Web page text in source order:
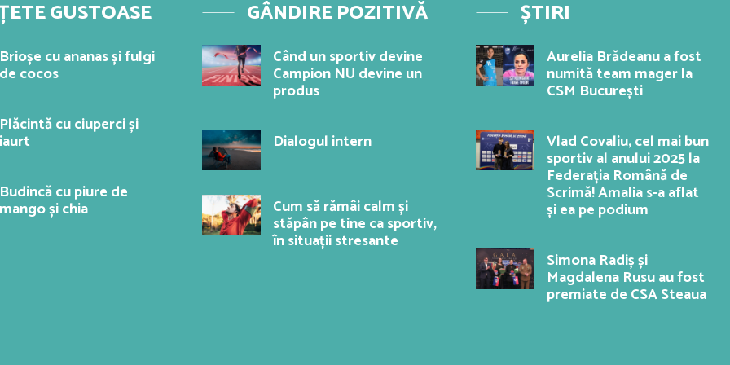
GUSTOASE
Brioșe cu ananas și fulgi
de cocos
Plăcintă cu ciuperci și
iaurt
Budincă cu piure de
mango și chia
GÂNDIRE POZITIVĂ
Când un sportiv devine
Campion NU devine un
produs
Dialogul intern
Cum să rămâi calm și
stăpân pe tine ca sportiv,
în situații stresante
ȘTIRI
Aurelia Brădeanu a fost
numită team mager la
CSM București
Vlad Covaliu, cel mai bun
sportiv al anului 2025 la
Federația Română de
Scrimă! Amalia s-a aflat
și ea pe podium
Simona Radiș și
Magdalena Rusu au fost
premiate de CSA Steaua